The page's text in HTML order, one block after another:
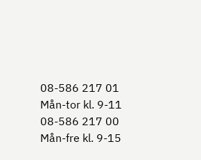
08-586 217 01
Mån-tor kl. 9-11
08-586 217 00
Mån-fre kl. 9-15